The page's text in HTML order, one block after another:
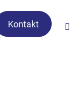
Kontakt